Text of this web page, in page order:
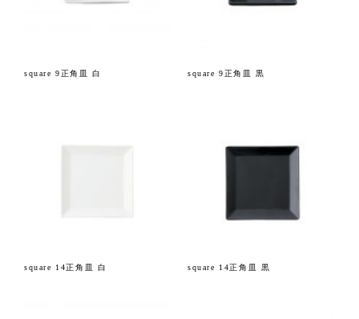
square 9正角皿 白 square 9正角皿 黒
square 14正角皿 白 square 14正角皿 黒